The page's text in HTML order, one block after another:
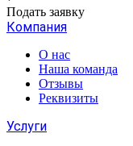
Подать заявку
Компания
О нас
Наша команда
Отзывы
Реквизиты
Услуги